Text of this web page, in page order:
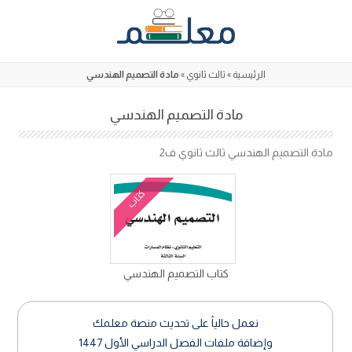
الرئيسية » ثالث ثانوي » مادة التصميم الهندسي
مادة التصميم الهندسي
مادة التصميم الهندسي ثالث ثانوي ف2
كتاب
كتاب التصميم الهندسي
نعمل حالياً على تحديث منصة معلمك
وإضافة ملفات الفصل الدراسي الأول 1447